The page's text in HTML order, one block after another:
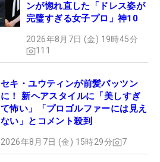
ンが惚れ直した「ドレス姿が
完璧すぎる女子プロ」神10
2026年8月7日 (金) 19時45分
111
セキ・ユウティンが前髪パッツン
に！ 新ヘアスタイルに「美しすぎ
て怖い」「プロゴルファーには見え
ない」とコメント殺到
2026年8月7日 (金) 15時29分 7